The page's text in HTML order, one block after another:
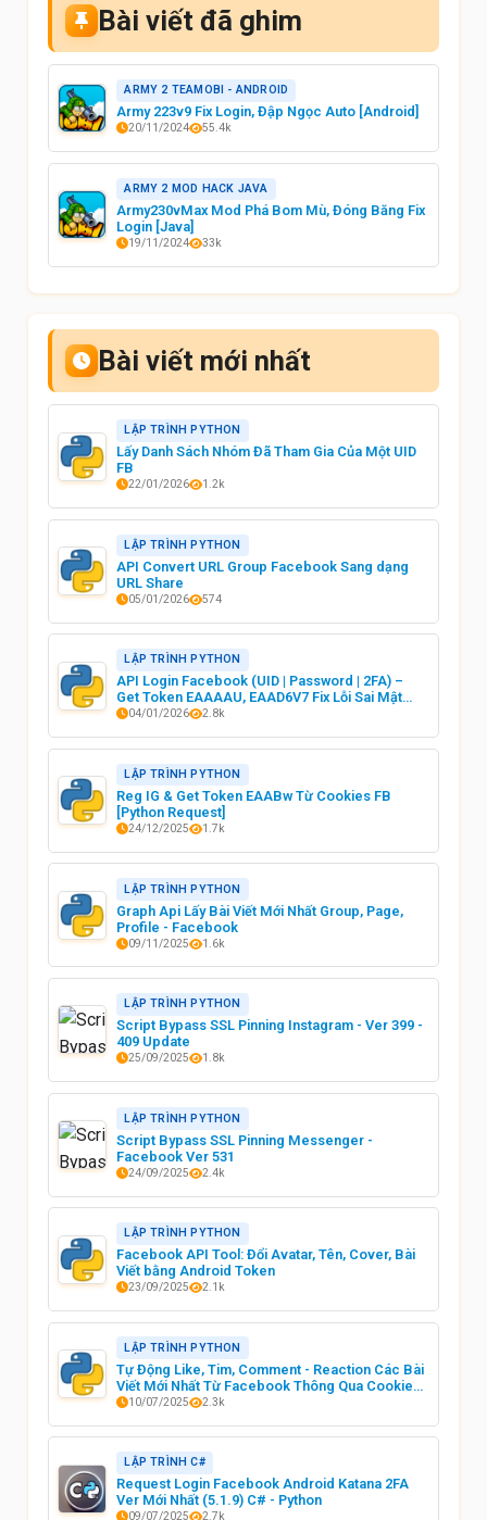
Bài viết đã ghim
ARMY 2 TEAMOBI - ANDROID
Army 223v9 Fix Login, Đập Ngọc Auto [Android]
20/11/2024 55.4k
ARMY 2 MOD HACK JAVA
Army230vMax Mod Phá Bom Mù, Đóng Băng Fix
Login [Java]
19/11/2024 33k
Bài viết mới nhất
LẬP TRÌNH PYTHON
Lấy Danh Sách Nhóm Đã Tham Gia Của Một UID
FB
22/01/2026 1.2k
LẬP TRÌNH PYTHON
API Convert URL Group Facebook Sang dạng
URL Share
05/01/2026 574
LẬP TRÌNH PYTHON
API Login Facebook (UID | Password | 2FA) –
Get Token EAAAAU, EAAD6V7 Fix Lỗi Sai Mật
Khẩu
04/01/2026 2.8k
LẬP TRÌNH PYTHON
Reg IG & Get Token EAABw Từ Cookies FB
[Python Request]
24/12/2025 1.7k
LẬP TRÌNH PYTHON
Graph Api Lấy Bài Viết Mới Nhất Group, Page,
Profile - Facebook
09/11/2025 1.6k
LẬP TRÌNH PYTHON
Script Bypass SSL Pinning Instagram - Ver 399 -
409 Update
25/09/2025 1.8k
LẬP TRÌNH PYTHON
Script Bypass SSL Pinning Messenger -
Facebook Ver 531
24/09/2025 2.4k
LẬP TRÌNH PYTHON
Facebook API Tool: Đổi Avatar, Tên, Cover, Bài
Viết bằng Android Token
23/09/2025 2.1k
LẬP TRÌNH PYTHON
Tự Động Like, Tim, Comment - Reaction Các Bài
Viết Mới Nhất Từ Facebook Thông Qua Cookies
Facebook
10/07/2025 2.3k
LẬP TRÌNH C#
Request Login Facebook Android Katana 2FA
Ver Mới Nhất (5.1.9) C# - Python
09/07/2025 2.7k